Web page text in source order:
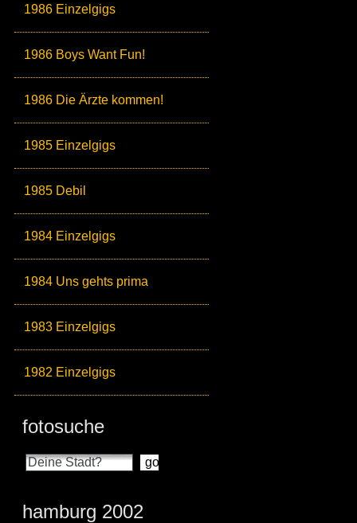
1986 Einzelgigs
1986 Boys Want Fun!
1986 Die Ärzte kommen!
1985 Einzelgigs
1985 Debil
1984 Einzelgigs
1984 Uns gehts prima
1983 Einzelgigs
1982 Einzelgigs
fotosuche
hamburg 2002